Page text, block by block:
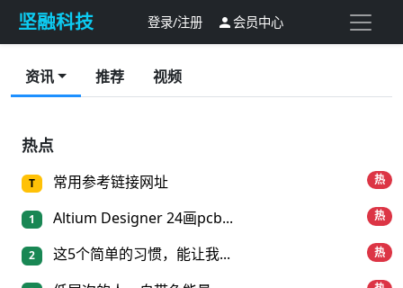
坚融科技 登录/注册 会员中心
资讯 推荐 视频
热点
T 常用参考链接网址 热
1 Altium Designer 24画pcb... 热
2 这5个简单的习惯，能让我... 热